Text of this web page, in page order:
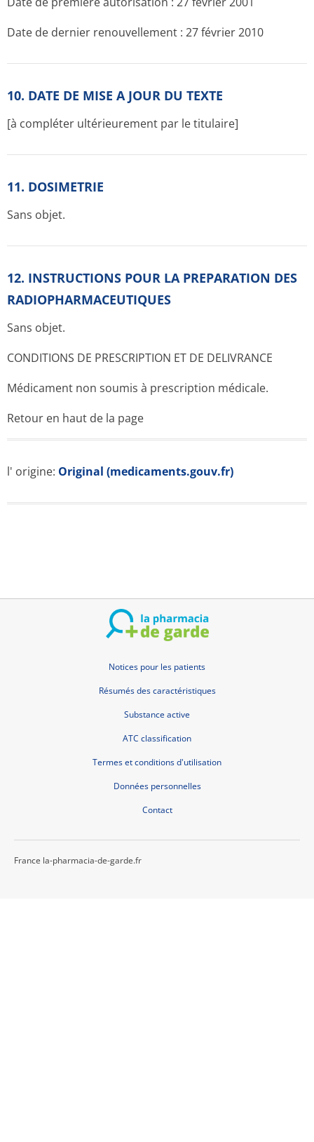
Date de dernier renouvellement : 27 février 2010
10. DATE DE MISE A JOUR DU TEXTE
[à compléter ultérieurement par le titulaire]
11. DOSIMETRIE
Sans objet.
12. INSTRUCTIONS POUR LA PREPARATION DES
RADIOPHARMACE­UTIQUES
Sans objet.
CONDITIONS DE PRESCRIPTION ET DE DELIVRANCE
Médicament non soumis à prescription médicale.
Retour en haut de la page
l' origine: Original (medicaments.gouv.fr)
Notices pour les patients
Résumés des caractéristiques
Substance active
ATC classification
Termes et conditions d'utilisation
Données personnelles
Contact
France la-pharmacia-de-garde.fr